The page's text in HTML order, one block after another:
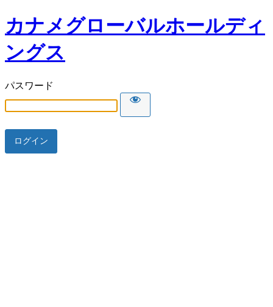
カナメグローバルホールディ
ングス
パスワード